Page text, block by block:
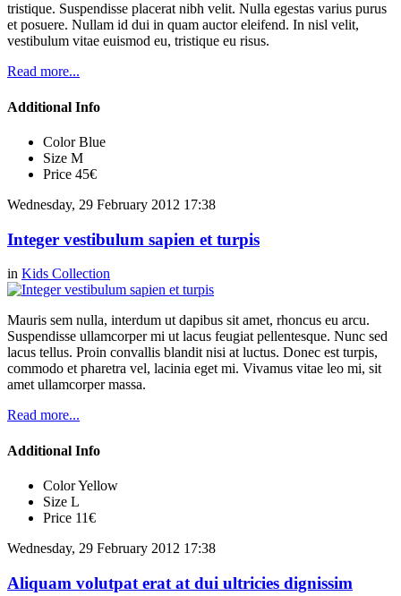
tristique. Suspendisse placerat nibh velit. Nulla egestas varius purus
et posuere. Nullam id dui in quam auctor eleifend. In nisl velit,
vestibulum vitae euismod eu, tristique eu risus.
Read more...
Additional Info
Color Blue
Size M
Price 45€
Wednesday, 29 February 2012 17:38
Integer vestibulum sapien et turpis
in Kids Collection
Mauris sem nulla, interdum ut dapibus sit amet, rhoncus eu arcu.
Suspendisse ullamcorper mi ut lacus feugiat pellentesque. Nunc sed
lacus tellus. Proin convallis blandit nisi at luctus. Donec est turpis,
commodo et pharetra vel, lacinia eget mi. Vivamus vitae leo mi, sit
amet ullamcorper massa.
Read more...
Additional Info
ColorYellow
Size L
Price 11€
Wednesday, 29 February 2012 17:38
Aliquam volutpat erat at dui ultricies dignissim